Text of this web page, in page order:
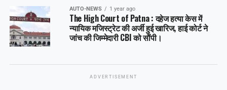
AUTO-NEWS 1 year ago
The High Court of Patna : दहेज हत्या केस में
न्यायिक मजिस्ट्रेट की अर्जी हुई खारिज, हाई कोर्ट ने
जांच की जिम्मेदारी CBI को सौंपी।
ADVERTISEMENT